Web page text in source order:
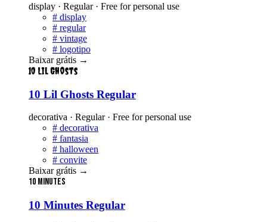
display · Regular · Free for personal use
# display
# regular
# vintage
# logotipo
Baixar grátis →
10 Lil Ghosts
10 Lil Ghosts Regular
decorativa · Regular · Free for personal use
# decorativa
# fantasia
# halloween
# convite
Baixar grátis →
10 Minutes
10 Minutes Regular